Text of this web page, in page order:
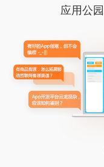
应用公